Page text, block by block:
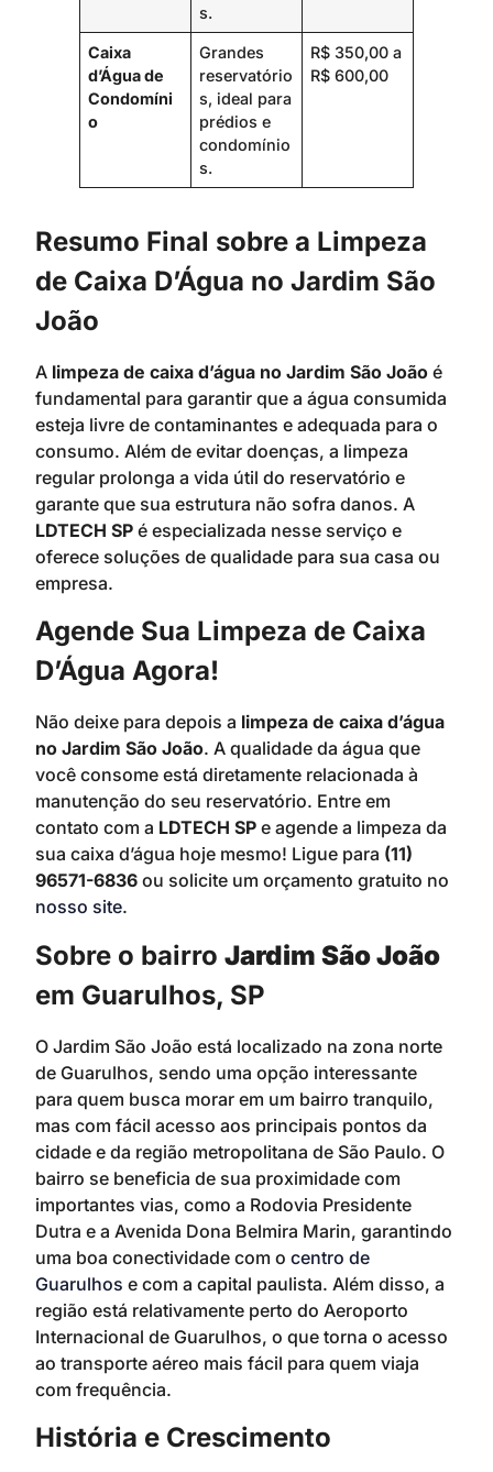
s.
Caixa
d’Água de
Condomíni
o
Grandes
reservatório
s, ideal para
prédios e
condomínio
s.
R$ 350,00 a
R$ 600,00
Resumo Final sobre a Limpeza
de Caixa D’Água no Jardim São
João
A limpeza de caixa d’água no Jardim São João é
fundamental para garantir que a água consumida
esteja livre de contaminantes e adequada para o
consumo. Além de evitar doenças, a limpeza
regular prolonga a vida útil do reservatório e
garante que sua estrutura não sofra danos. A
LDTECH SP é especializada nesse serviço e
oferece soluções de qualidade para sua casa ou
empresa.
Agende Sua Limpeza de Caixa
D’Água Agora!
Não deixe para depois a limpeza de caixa d’água
no Jardim São João. A qualidade da água que
você consome está diretamente relacionada à
manutenção do seu reservatório. Entre em
contato com a LDTECH SP e agende a limpeza da
sua caixa d’água hoje mesmo! Ligue para (11)
96571-6836 ou solicite um orçamento gratuito no
nosso site.
Sobre o bairro Jardim São João
em Guarulhos, SP
O Jardim São João está localizado na zona norte
de Guarulhos, sendo uma opção interessante
para quem busca morar em um bairro tranquilo,
mas com fácil acesso aos principais pontos da
cidade e da região metropolitana de São Paulo. O
bairro se beneficia de sua proximidade com
importantes vias, como a Rodovia Presidente
Dutra e a Avenida Dona Belmira Marin, garantindo
uma boa conectividade com o centro de
Guarulhos e com a capital paulista. Além disso, a
região está relativamente perto do Aeroporto
Internacional de Guarulhos, o que torna o acesso
ao transporte aéreo mais fácil para quem viaja
com frequência.
História e Crescimento